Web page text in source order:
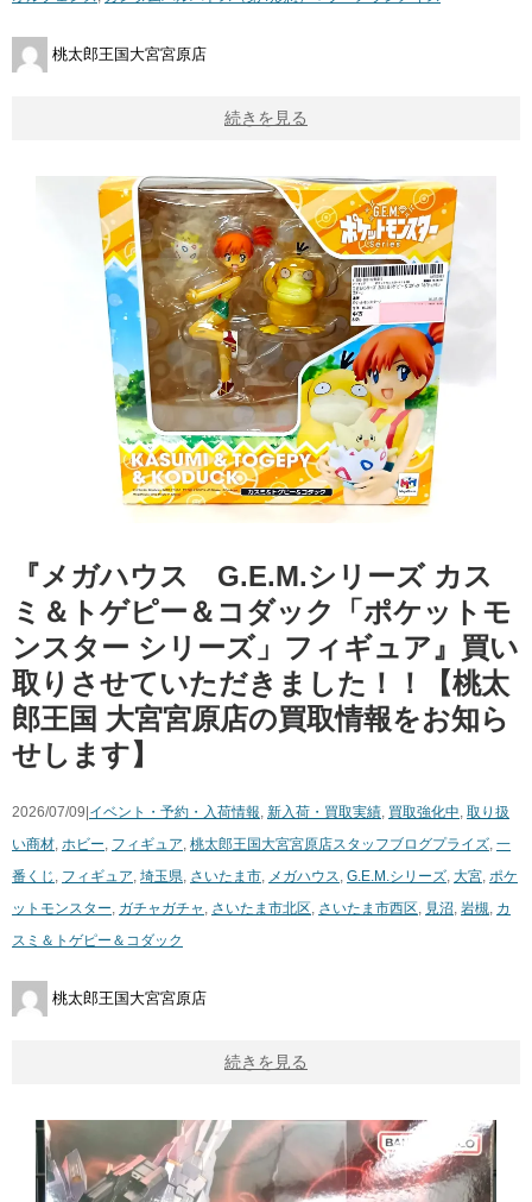
桃太郎王国大宮宮原店
続きを見る
『メガハウス G.E.M.シリーズ カス
ミ＆トゲピー＆コダック「ポケットモ
ンスター シリーズ」フィギュア』買い
取りさせていただきました！！【桃太
郎王国 大宮宮原店の買取情報をお知ら
せします】
2026/07/09|イベント・予約・入荷情報 新入荷・買取実績 買取強化中 取り扱
い商材 ホビー フィギュア 桃太郎王国大宮宮原店スタッフブログプライズ 一
番くじ
フィギュア 埼玉県 さいたま市 メガハウス G.E.M.シリーズ 大宮 ポケ
ットモンスター ガチャガチャ さいたま市北区 さいたま市西区 見沼 岩槻 カ
スミ＆トゲピー＆コダック
桃太郎王国大宮宮原店
続きを見る